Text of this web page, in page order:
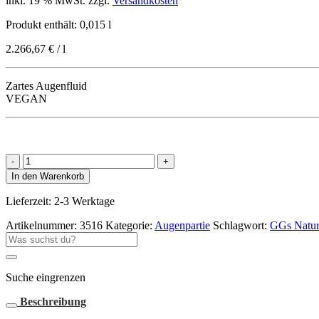
Produkt enthält: 0,015 l
2.266,67 € /l
Zartes Augenfluid
VEGAN
GGs
–
Luminous
Hydrating
Fluid
Menge
In den Warenkorb
Lieferzeit: 2-3 Werktage
Artikelnummer: 3516 Kategorie: Augenpartie Schlagwort: GGs
Suche
nach:
Suche eingrenzen
Beschreibung